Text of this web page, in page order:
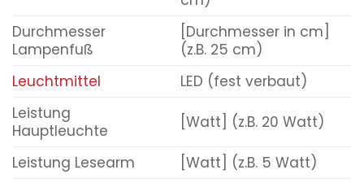
Durchmesser
Lampenfuß
[Durchmesser in cm]
(z.B. 25 cm)
Leuchtmittel
LED (fest verbaut)
Leistung
Hauptleuchte
[Watt] (z.B. 20 Watt)
Leistung Lesearm [Watt] (z.B. 5 Watt)